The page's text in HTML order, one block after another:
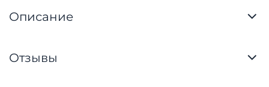
Описание
Отзывы